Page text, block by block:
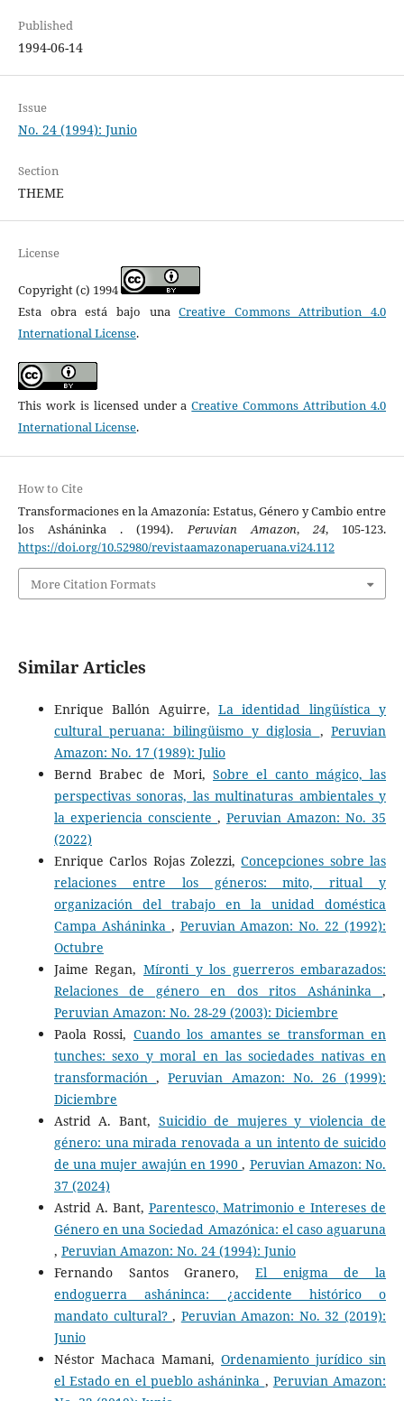
Published
1994-06-14
Issue
No. 24 (1994): Junio
Section
THEME
License
Copyright (c) 1994
Esta obra está bajo unaCreative Commons Attribution 4.0
International License.
This work is licensed under aCreative Commons Attribution 4.0
International License.
How to Cite
Transformaciones en la Amazonía: Estatus, Género y Cambio entre
los Asháninka . (1994).Peruvian Amazon, 24, 105-123.
https://doi.org/10.52980/revistaamazonaperuana.vi24.112
More Citation Formats
Similar Articles
Enrique Ballón Aguirre, La identidad lingüística y
cultural peruana: bilingüismo y diglosia ,Peruvian
Amazon: No. 17 (1989): Julio
Bernd Brabec de Mori, Sobre el canto mágico, las
perspectivas sonoras, las multinaturas ambientales y
la experiencia consciente ,Peruvian Amazon: No. 35
(2022)
Enrique Carlos Rojas Zolezzi,Concepciones sobre las
relaciones entre los géneros: mito, ritual y
organización del trabajo en la unidad doméstica
Campa Asháninka , Peruvian Amazon: No. 22 (1992):
Octubre
Jaime Regan, Míronti y los guerreros embarazados:
Relaciones de género en dos ritos Asháninka,
Peruvian Amazon: No. 28-29 (2003): Diciembre
Paola Rossi, Cuando los amantes se transforman en
tunches: sexo y moral en las sociedades nativas en
transformación,Peruvian Amazon: No. 26 (1999):
Diciembre
Astrid A. Bant, Suicidio de mujeres y violencia de
género: una mirada renovada a un intento de suicido
de una mujer awajún en 1990, Peruvian Amazon: No.
37 (2024)
Astrid A. Bant, Parentesco, Matrimonio e Intereses de
Género en una Sociedad Amazónica: el caso aguaruna
, Peruvian Amazon: No. 24 (1994): Junio
Fernando Santos Granero, El enigma de la
endoguerra asháninca: ¿accidente histórico o
mandato cultural?, Peruvian Amazon: No. 32 (2019):
Junio
Néstor Machaca Mamani,Ordenamiento jurídico sin
el Estado en el pueblo asháninka , Peruvian Amazon: